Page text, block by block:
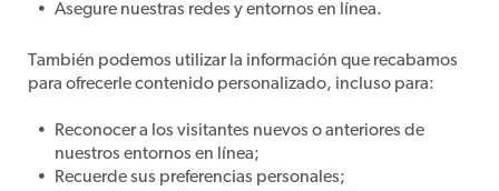
Asegure nuestras redes y entornos en línea.
También podemos utilizar la información que recabamos
para ofrecerle contenido personalizado, incluso para:
Reconocer a los visitantes nuevos o anteriores de
nuestros entornos en línea;
Recuerde sus preferencias personales;